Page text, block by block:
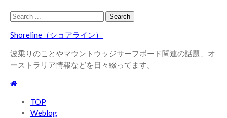
Skip
navigation
Skip
content
Search
Shoreline（ショアライン）
波乗りのことやマウントウッジサーフボード関連の話題、オ
ーストラリア情報などを日々綴ってます。
TOP
Weblog